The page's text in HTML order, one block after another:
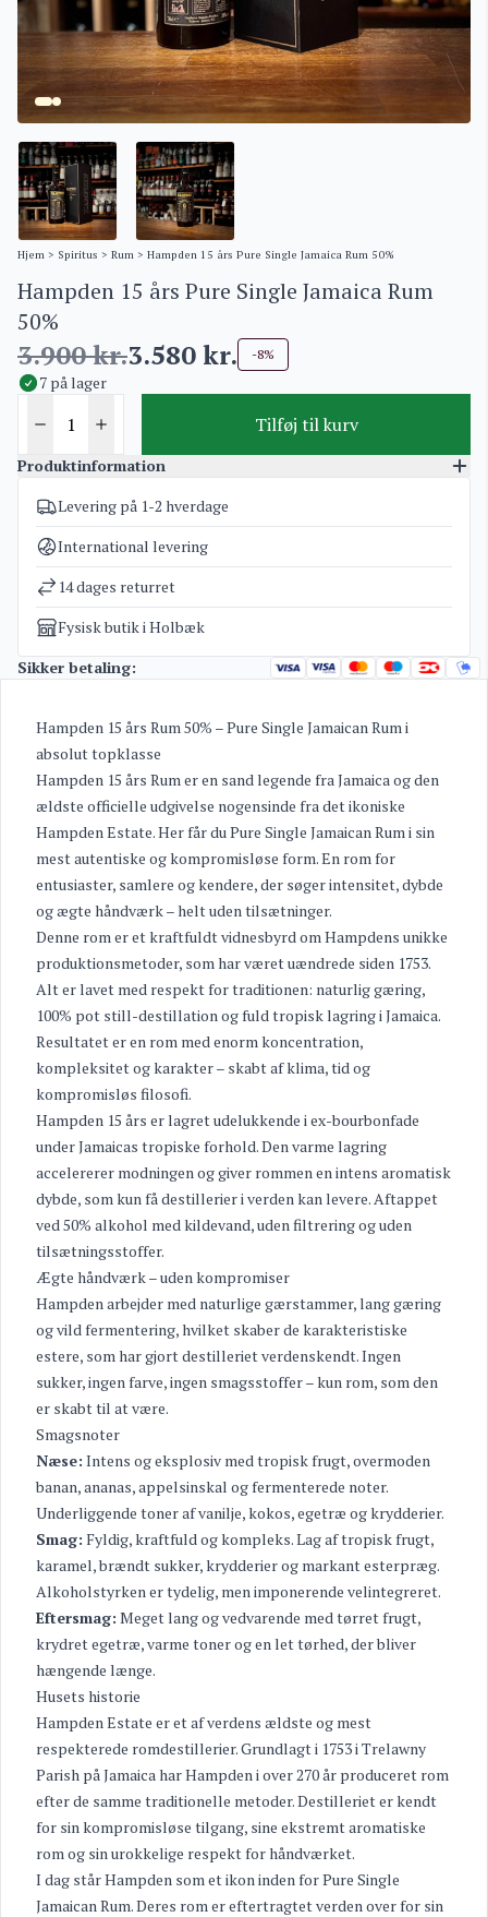
Hjem > Spiritus > Rum > Hampden 15 års Pure Single Jamaica Rum 50%
Hampden 15 års Pure Single Jamaica Rum
50%
3.900kr.3.580kr. -8%
7 på lager
Tilføj til kurv
Produktinformation
Varenummer
5167
Kategorier
Vægt
1,6 kg
Levering på 1-2 hverdage
International levering
14 dages returret
Fysisk butik i Holbæk
Sikker betaling:
Hampden 15 års Rum 50% – Pure Single Jamaican Rum i
absolut topklasse
Hampden 15 års Rum er en sand legende fra Jamaica og den
ældste officielle udgivelse nogensinde fra det ikoniske
Hampden Estate. Her får du Pure Single Jamaican Rum i sin
mest autentiske og kompromisløse form. En rom for
entusiaster, samlere og kendere, der søger intensitet, dybde
og ægte håndværk – helt uden tilsætninger.
Denne rom er et kraftfuldt vidnesbyrd om Hampdens unikke
produktionsmetoder, som har været uændrede siden 1753.
Alt er lavet med respekt for traditionen: naturlig gæring,
100% pot still-destillation og fuld tropisk lagring i Jamaica.
Resultatet er en rom med enorm koncentration,
kompleksitet og karakter – skabt af klima, tid og
kompromisløs filosofi.
Hampden 15 års er lagret udelukkende i ex-bourbonfade
under Jamaicas tropiske forhold. Den varme lagring
accelererer modningen og giver rommen en intens aromatisk
dybde, som kun få destillerier i verden kan levere. Aftappet
ved 50% alkohol med kildevand, uden filtrering og uden
tilsætningsstoffer.
Ægte håndværk – uden kompromiser
Hampden arbejder med naturlige gærstammer, lang gæring
og vild fermentering, hvilket skaber de karakteristiske
estere, som har gjort destilleriet verdenskendt. Ingen
sukker, ingen farve, ingen smagsstoffer – kun rom, som den
er skabt til at være.
Smagsnoter
Næse: Intens og eksplosiv med tropisk frugt, overmoden
banan, ananas, appelsinskal og fermenterede noter.
Underliggende toner af vanilje, kokos, egetræ og krydderier.
Smag: Fyldig, kraftfuld og kompleks. Lag af tropisk frugt,
karamel, brændt sukker, krydderier og markant esterpræg.
Alkoholstyrken er tydelig, men imponerende velintegreret.
Eftersmag: Meget lang og vedvarende med tørret frugt,
krydret egetræ, varme toner og en let tørhed, der bliver
hængende længe.
Husets historie
Hampden Estate er et af verdens ældste og mest
respekterede romdestillerier. Grundlagt i 1753 i Trelawny
Parish på Jamaica har Hampden i over 270 år produceret rom
efter de samme traditionelle metoder. Destilleriet er kendt
for sin kompromisløse tilgang, sine ekstremt aromatiske
rom og sin urokkelige respekt for håndværket.
I dag står Hampden som et ikon inden for Pure Single
Jamaican Rum. Deres rom er eftertragtet verden over for sin